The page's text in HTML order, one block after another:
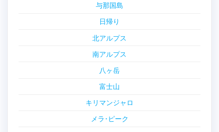
与那国島
日帰り
北アルプス
南アルプス
八ヶ岳
富士山
キリマンジャロ
メラ･ピーク